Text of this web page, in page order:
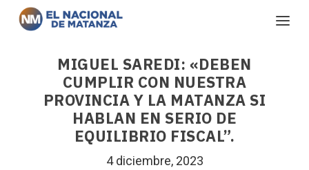
MIGUEL SAREDI: «DEBEN
CUMPLIR CON NUESTRA
PROVINCIA Y LA MATANZA SI
HABLAN EN SERIO DE
EQUILIBRIO FISCAL”.
4 diciembre, 2023